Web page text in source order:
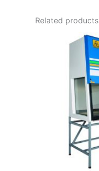
Related products